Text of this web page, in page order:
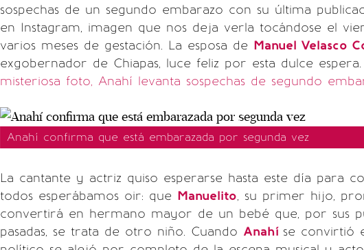
sospechas de un segundo embarazo con su última
en Instagram, imagen que nos deja verla tocándose el
varios meses de gestación. La esposa de Manuel Velasco
exgobernador de Chiapas, luce feliz por esta dulce espera.
misteriosa foto, Anahí levanta sospechas de segundo
Anahí confirma que está embarazada por segunda vez
La cantante y actriz quiso esperarse hasta este día para
todos esperábamos oir: que Manuelito, su primer hijo,
convertirá en hermano mayor de un bebé que, por sus
pasadas, se trata de otro niño. Cuando Anahí se convirtió